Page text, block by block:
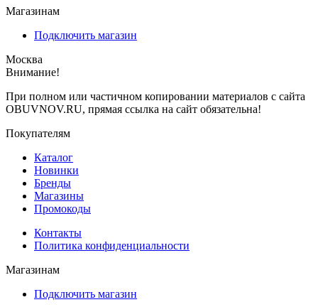
Магазинам
Подключить магазин
Москва
Внимание!
При полном или частичном копировании материалов с сайта
OBUVNOV.RU, прямая ссылка на сайт обязательна!
Покупателям
Каталог
Новинки
Бренды
Магазины
Промокоды
Контакты
Политика конфиденциальности
Магазинам
Подключить магазин